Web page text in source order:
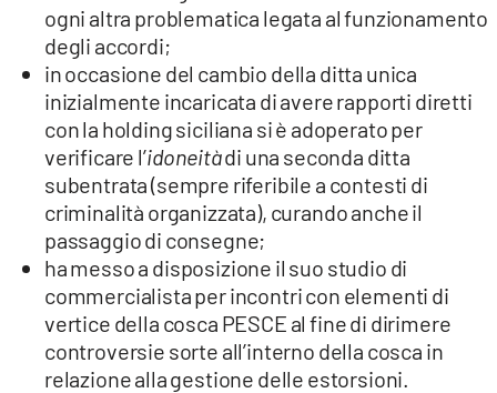
ogni altra problematica legata al funzionamento
degli accordi;
in occasione del cambio della ditta unica
inizialmente incaricata di avere rapporti diretti
con la holding siciliana si è adoperato per
verificare l’idoneitàdi una seconda ditta
subentrata (sempre riferibile a contesti di
criminalità organizzata), curando anche il
passaggio di consegne;
ha messo a disposizione il suo studio di
commercialista per incontri con elementi di
vertice della cosca PESCE al fine di dirimere
controversie sorte all’interno della cosca in
relazione alla gestione delle estorsioni.